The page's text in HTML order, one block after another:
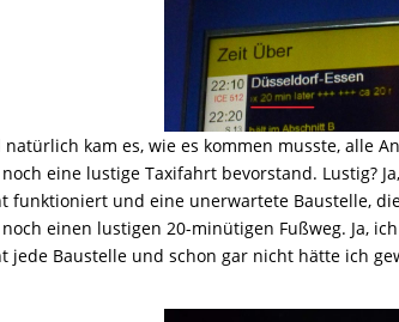
natürlich kam es, wie es kommen musste, alle
eine lustige Taxifahrt bevorstand. Lustig?
funktioniert und eine unerwartete Baustelle,
einen lustigen 20-minütigen Fußweg. Ja,
jede Baustelle und schon gar nicht hätte ich